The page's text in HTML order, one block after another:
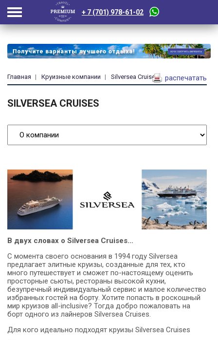
+ 7 (701) 978-61-02
Главная Круизные компании Silversea Cruises распечатать
SILVERSEA CRUISES
В двух словах о Silversea Cruises…
С момента своего основания в 1994 году Silversea
предлагает элитные круизы, созданные для тех, кто
много путешествует и сможет по-настоящему оценить
просторные сьюты, рестораны высокой кухни,
безупречный индивидуальный сервис и малое количество
избранных гостей на борту. Хотите попасть в роскошный
мир круизов all-inclusive? Тогда добро пожаловать на
борт одного из лайнеров Silversea Cruises.
Для кого идеально подходят круизы Silversea Cruises